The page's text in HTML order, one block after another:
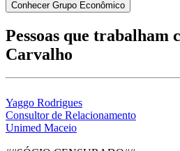
Conhecer Grupo Econômico
Pessoas que trabalham
Carvalho
Yaggo Rodrigues
Consultor de Relacionamento
Unimed Maceio